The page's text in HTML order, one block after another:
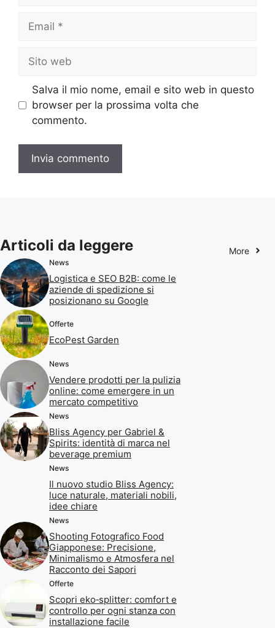
Email
Sito
web
Salva il mio nome, email e sito web in questo
browser per la prossima volta che
commento.
Articoli da leggere More
News
Logistica e SEO B2B: come le
aziende di spedizione si
posizionano su Google
Offerte
EcoPest Garden
News
Vendere prodotti per la pulizia
online: come emergere in un
mercato competitivo
News
Bliss Agency per Gabriel &
Spirits: identità di marca nel
beverage premium
News
Il nuovo studio Bliss Agency:
luce naturale, materiali nobili,
idee chiare
News
Shooting Fotografico Food
Giapponese: Precisione,
Minimalismo e Atmosfera nel
Racconto dei Sapori
Offerte
Scopri eko‑splitter: comfort e
controllo per ogni stanza con
installazione facile